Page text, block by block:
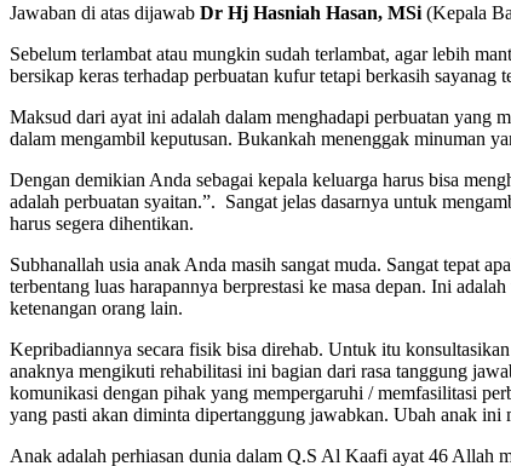
Jawaban di atas dijawab Dr Hj Hasniah Hasan, MSi (Kepala
Sebelum terlambat atau mungkin sudah terlambat, agar lebih
bersikap keras terhadap perbuatan kufur tetapi berkasih sayanag
Maksud dari ayat ini adalah dalam menghadapi perbuatan yang
dalam mengambil keputusan. Bukankah menenggak minuman
Dengan demikian Anda sebagai kepala keluarga harus bisa
adalah perbuatan syaitan.”. Sangat jelas dasarnya untuk
harus segera dihentikan.
Subhanallah usia anak Anda masih sangat muda. Sangat tepat
terbentang luas harapannya berprestasi ke masa depan. Ini
ketenangan orang lain.
Kepribadiannya secara fisik bisa direhab. Untuk itu
anaknya mengikuti rehabilitasi ini bagian dari rasa tanggung
komunikasi dengan pihak yang mempergaruhi / memfasilitasi
yang pasti akan diminta dipertanggung jawabkan. Ubah anak ini
Anak adalah perhiasan dunia dalam Q.S Al Kaafi ayat 46 Allah